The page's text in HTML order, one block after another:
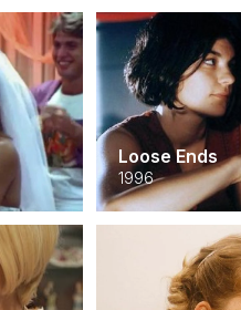
Loose Ends
1996